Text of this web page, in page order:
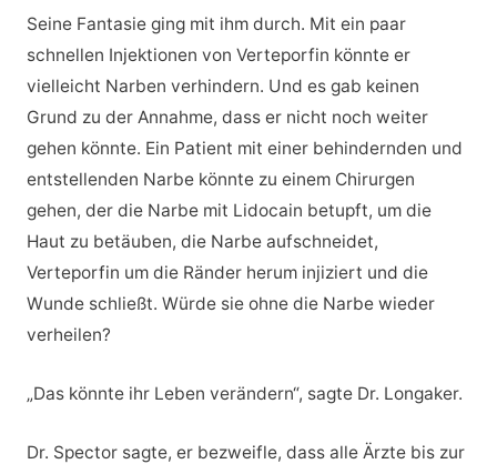
Seine Fantasie ging mit ihm durch. Mit ein paar
schnellen Injektionen von Verteporfin könnte er
vielleicht Narben verhindern. Und es gab keinen
Grund zu der Annahme, dass er nicht noch weiter
gehen könnte. Ein Patient mit einer behindernden und
entstellenden Narbe könnte zu einem Chirurgen
gehen, der die Narbe mit Lidocain betupft, um die
Haut zu betäuben, die Narbe aufschneidet,
Verteporfin um die Ränder herum injiziert und die
Wunde schließt. Würde sie ohne die Narbe wieder
verheilen?
„Das könnte ihr Leben verändern“, sagte Dr. Longaker.
Dr. Spector sagte, er bezweifle, dass alle Ärzte bis zur